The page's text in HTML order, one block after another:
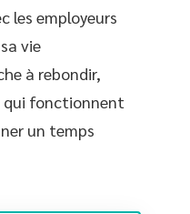
les employeurs
vie
à rebondir,
qui fonctionnent
un temps